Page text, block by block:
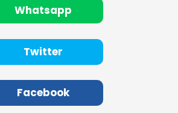
Whatsapp
Twitter
Facebook